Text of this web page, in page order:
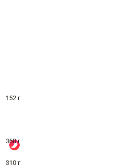
152 г
360 г
310 г